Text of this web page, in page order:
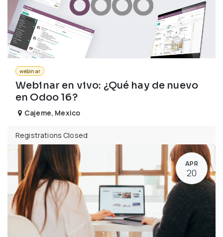
webinar
Webinar en vivo: ¿Qué hay de nuevo
en Odoo 16?
Cajeme, Mexico
Registrations Closed
APR
20